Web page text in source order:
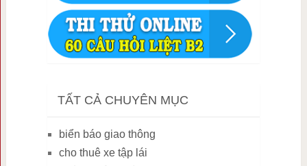
TẤT CẢ CHUYÊN MỤC
biển báo giao thông
cho thuê xe tập lái